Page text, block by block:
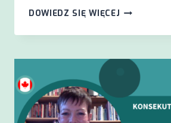
DOWIEDZ SIĘ WIĘCEJ REKRUTACJA
SZKOLENIE
W
2025
OTWARTA!